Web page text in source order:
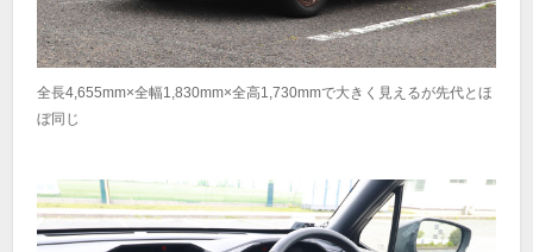
全長4,655mm×全幅1,830mm×全高1,730mmで大きく見えるが先代とほ
ぼ同じ